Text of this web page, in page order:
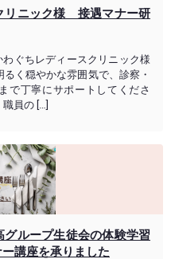
リニック様 接遇マナー研
ぐちレディースクリニック様
く穏やかな雰囲気で、診察・
で丁寧にサポートしてくださ
員の […]
ループ生徒会の体験学習
講座を承りました